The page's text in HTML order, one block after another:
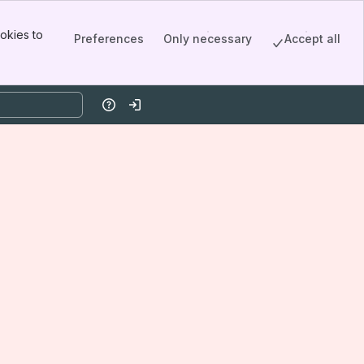
to
Preferences Only necessary Accept all
HelpLog in